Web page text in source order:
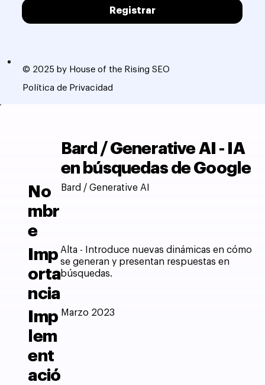
Bard / Generative AI - IA
en búsquedas de Google
No
mbr
e
Bard / Generative AI
Imp
orta
ncia
Alta - Introduce nuevas dinámicas en cómo
se generan y presentan respuestas en
búsquedas.
Imp
lem
ent
ació
Marzo 2023
© 2025 by House of the Rising SEO
Política de Privacidad
Registrar